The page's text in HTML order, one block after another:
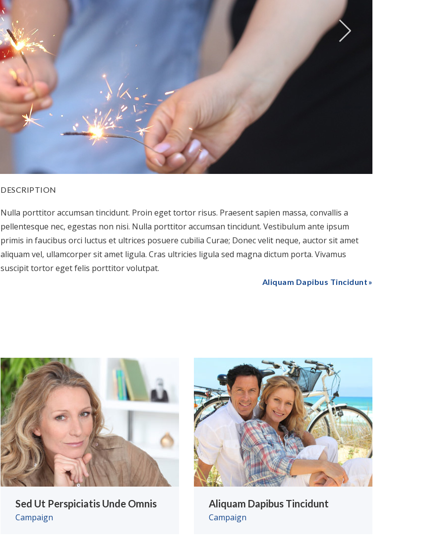
DESCRIPTION
Nulla porttitor accumsan tincidunt. Proin eget tortor risus. Praesent sapien massa, convallis a
pellentesque nec, egestas non nisi. Nulla porttitor accumsan tincidunt. Vestibulum ante ipsum
primis in faucibus orci luctus et ultrices posuere cubilia Curae; Donec velit neque, auctor sit amet
aliquam vel, ullamcorper sit amet ligula. Cras ultricies ligula sed magna dictum porta. Vivamus
suscipit tortor eget felis porttitor volutpat.
Aliquam Dapibus Tincidunt
Sed Ut Perspiciatis Unde Omnis
Campaign
Aliquam Dapibus Tincidunt
Campaign